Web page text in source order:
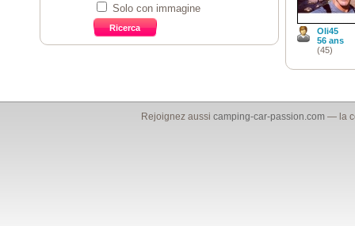
Oli45
56 ans
(45)
Solo con immagine
Rejoignez aussicamping-car-passion.com — la